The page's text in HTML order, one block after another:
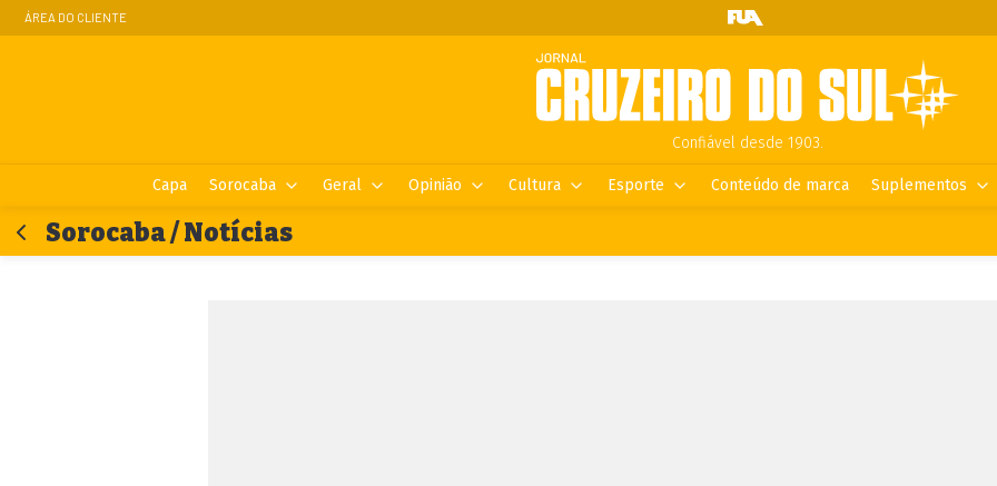
ÁREA DO CLIENTE
Confiável desde 1903.
Capa Sorocaba Geral Opinião Cultura Esporte Conteúdo de marca Suplementos
Sorocaba / Notícias